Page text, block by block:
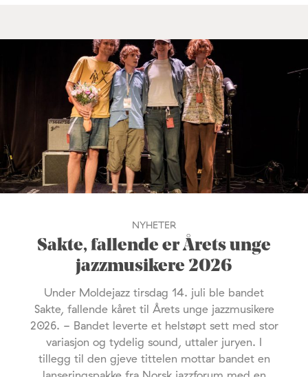
NYHETER
Sakte, fallende er Årets unge
jazzmusikere 2026
Under Moldejazz tirsdag 14. juli ble bandet
Sakte, fallende kåret til Årets unge jazzmusikere
2026. - Bandet leverte et helstøpt sett med stor
variasjon og tydelig sound, uttaler juryen. I
tillegg til den gjeve tittelen mottar bandet en